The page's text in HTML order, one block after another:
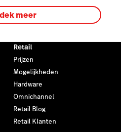
meer
Retail
Prijzen
Mogelijkheden
Hardware
Omnichannel
Retail Blog
Retail Klanten